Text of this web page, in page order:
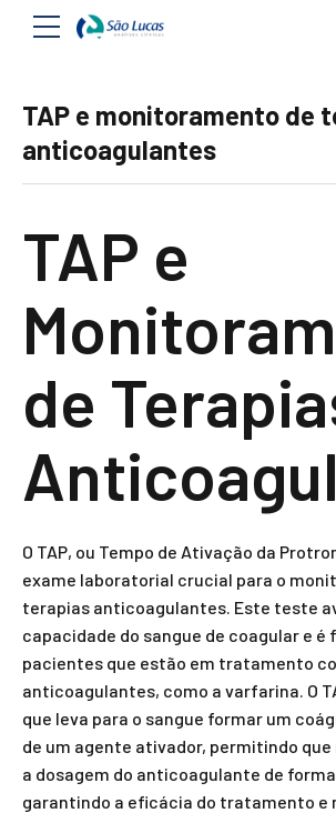
TAP e monitoramento de
anticoagulantes
TAP e
de
O TAP, ou Tempo de Ativação da
exame laboratorial crucial para o
terapias anticoagulantes. Este teste
capacidade do sangue de coagular e
pacientes que estão em tratamento
anticoagulantes, como a varfarina. O
que leva para o sangue formar um
de um agente ativador, permitindo
a dosagem do anticoagulante de
garantindo a eficácia do tratamento e